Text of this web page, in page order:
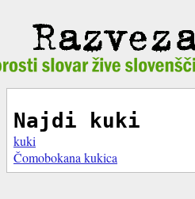
Najdi kuki
kuki
Čomobokana kukica